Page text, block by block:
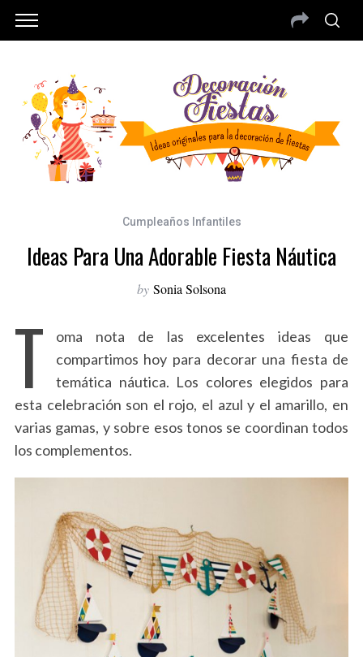
Cumpleaños Infantiles
Ideas Para Una Adorable Fiesta Náutica
by Sonia Solsona
T
oma nota de las excelentes ideas que
compartimos hoy para decorar una fiesta de
temática náutica. Los colores elegidos para
esta celebración son el rojo, el azul y el amarillo, en
varias gamas, y sobre esos tonos se coordinan todos
los complementos.